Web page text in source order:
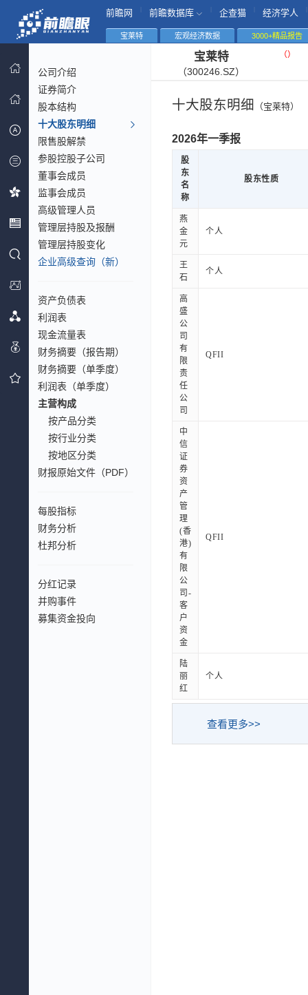
前瞻网 前瞻数据库 企查猫 经济学人
宝莱特 宏观经济数据 3000+精品报告
公司介绍
证券简介
股本结构
十大股东明细
限售股解禁
参股控股子公司
董事会成员
监事会成员
高级管理人员
管理层持股及报酬
管理层持股变化
企业高级查询（新）
资产负债表
利润表
现金流量表
财务摘要（报告期）
财务摘要（单季度）
利润表（单季度）
主营构成
按产品分类
按行业分类
按地区分类
财报原始文件（PDF）
每股指标
财务分析
杜邦分析
分红记录
并购事件
募集资金投向
宝莱特
（300246.SZ）
（）
十大股东明细 （宝莱特）
2026年一季报
股
东
名
称
股东性质
燕
金
元
个人
王
石
个人
高
盛
公
司
有
限
责
任
公
司
QFII
中
信
证
券
资
产
管
理
(香
港)
有
限
公
司-
客
户
资
金
QFII
陆
丽
红
个人
查看更多>>